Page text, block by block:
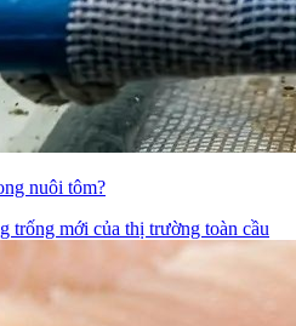
nuôi tôm?
trống mới của thị trường toàn cầu